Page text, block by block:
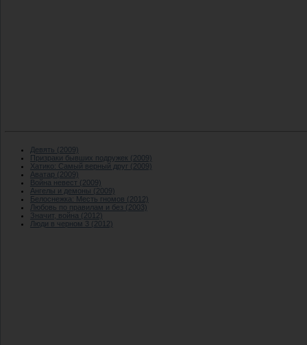
Девять (2009)
Призраки бывших подружек (2009)
Хатико: Самый верный друг (2009)
Аватар (2009)
Война невест (2009)
Ангелы и демоны (2009)
Белоснежка: Месть гномов (2012)
Любовь по правилам и без (2003)
Значит, война (2012)
Люди в черном 3 (2012)